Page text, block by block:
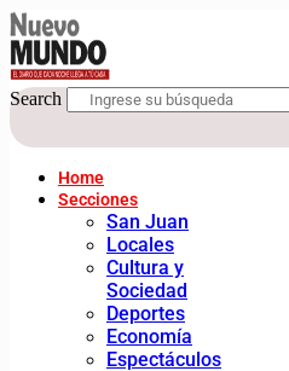
Search
Home
Secciones
San Juan
Locales
Cultura y
Sociedad
Deportes
Economía
Espectáculos